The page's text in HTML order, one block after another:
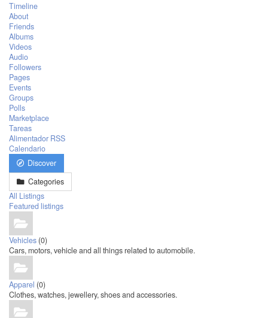
Timeline
About
Friends
Albums
Videos
Audio
Followers
Pages
Events
Groups
Polls
Marketplace
Tareas
Alimentador RSS
Calendario
Discover
Categories
All Listings
Featured listings
Vehicles (0)
Cars, motors, vehicle and all things related to automobile.
Apparel (0)
Clothes, watches, jewellery, shoes and accessories.